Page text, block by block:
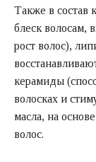
Также в состав
блеск волосам,
рост волос),
керамиды
волосках и
масла, на
волос.